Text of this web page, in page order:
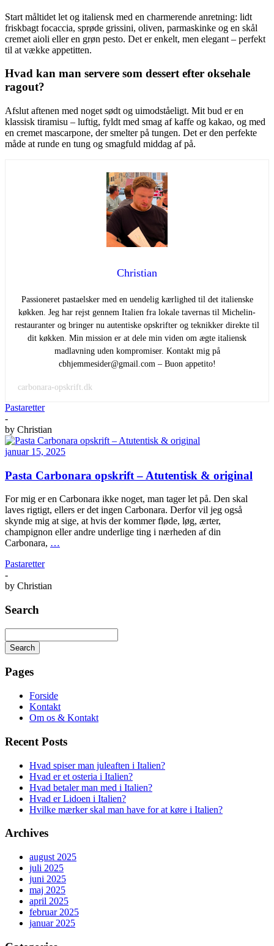
Start måltidet let og italiensk med en charmerende anretning: lidt
friskbagt focaccia, sprøde grissini, oliven, parmaskinke og en skål
cremet aioli eller en grøn pesto. Det er enkelt, men elegant – perfekt
til at vække appetitten.
Hvad kan man servere som dessert efter oksehale
ragout?
Afslut aftenen med noget sødt og uimodståeligt. Mit bud er en
klassisk tiramisu – luftig, fyldt med smag af kaffe og kakao, og med
en cremet mascarpone, der smelter på tungen. Det er den perfekte
måde at runde en tung og smagfuld middag af på.
Christian
Passioneret pastaelsker med en uendelig kærlighed til det italienske
køkken. Jeg har rejst gennem Italien fra lokale tavernas til Michelin-
restauranter og bringer nu autentiske opskrifter og teknikker direkte til
dit køkken. Min mission er at dele min viden om ægte italiensk
madlavning uden kompromiser. Kontakt mig på
cbhjemmesider@gmail.com – Buon appetito!
carbonara-opskrift.dk
Pastaretter
-
by Christian
januar 15, 2025
Pasta Carbonara opskrift – Atutentisk & original
For mig er en Carbonara ikke noget, man tager let på. Den skal
laves rigtigt, ellers er det ingen Carbonara. Derfor vil jeg også
skynde mig at sige, at hvis der kommer fløde, løg, ærter,
champignon eller andre underlige ting i nærheden af din
Carbonara, …
Pastaretter
-
by Christian
Search
Search
is
progress
Pages
Forside
Kontakt
Om os & Kontakt
Recent Posts
Hvad spiser man juleaften i Italien?
Hvad er et osteria i Italien?
Hvad betaler man med i Italien?
Hvad er Lidoen i Italien?
Hvilke mærker skal man have for at køre i Italien?
Archives
august 2025
juli 2025
juni 2025
maj 2025
april 2025
februar 2025
januar 2025